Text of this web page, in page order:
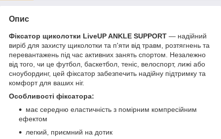
Опис
Фіксатор щиколотки LiveUP ANKLE SUPPORT — надійний
виріб для захисту щиколотки та п'яти від травм, розтягнень та
перевантажень під час активних занять спортом. Незалежно
від того, чи це футбол, баскетбол, теніс, велоспорт, лижі або
сноубординг, цей фіксатор забезпечить надійну підтримку та
комфорт для ваших ніг.
Особливості фіксатора:
має середню еластичність з помірним компресійним
ефектом
легкий, приємний на дотик